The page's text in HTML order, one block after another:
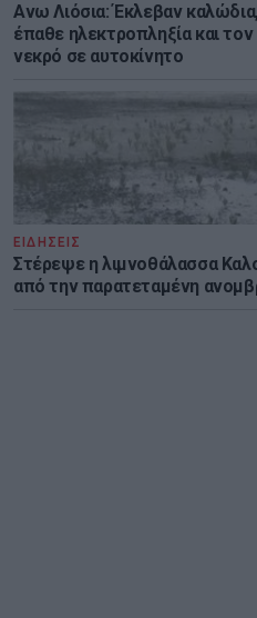
Ανω Λιόσια: Έκλεβαν
έπαθε ηλεκτροπληξία και
νεκρό σε αυτοκίνητο
ΕΙΔΗΣΕΙΣ
Στέρεψε η λιμνοθάλασσα
από την παρατεταμένη